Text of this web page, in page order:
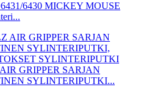
6430 MICKEY MOUSE
GRIPPER SARJAN
SYLINTERIPUTKI...